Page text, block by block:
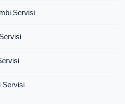
Servisi
Servisi